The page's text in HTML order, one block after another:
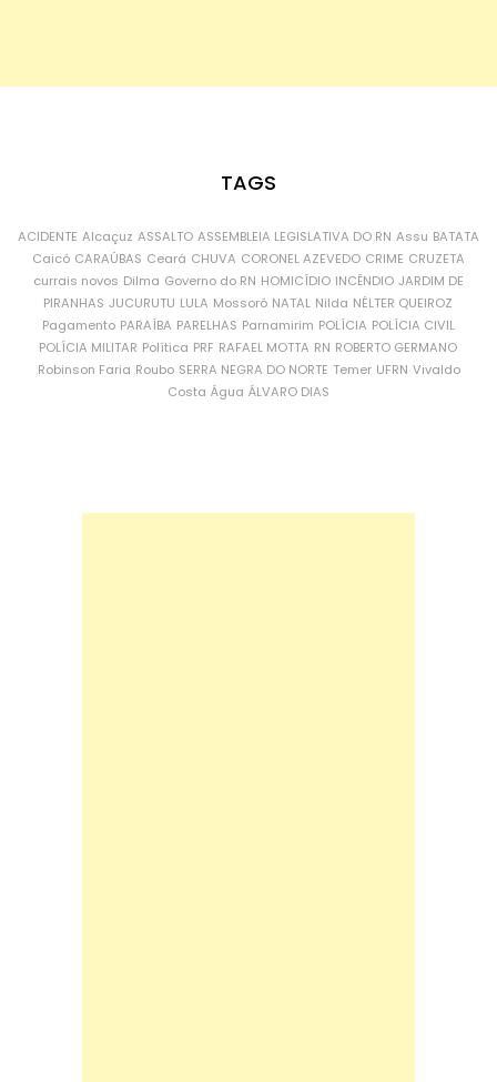
TAGS
ACIDENTE Alcaçuz ASSALTO ASSEMBLEIA LEGISLATIVA DO RN Assu BATATA
Caicó CARAÚBAS Ceará CHUVA CORONEL AZEVEDO CRIME CRUZETA
currais novos Dilma Governo do RN HOMICÍDIO INCÊNDIO JARDIM DE
PIRANHAS JUCURUTU LULA Mossoró NATAL Nilda NÉLTER QUEIROZ
Pagamento PARAÍBA PARELHAS Parnamirim POLÍCIA POLÍCIA CIVIL
POLÍCIA MILITAR Política PRF RAFAEL MOTTA RN ROBERTO GERMANO
Robinson Faria Roubo SERRA NEGRA DO NORTE Temer UFRN Vivaldo
Costa Água ÁLVARO DIAS